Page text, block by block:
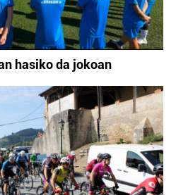
hasiko da jokoan